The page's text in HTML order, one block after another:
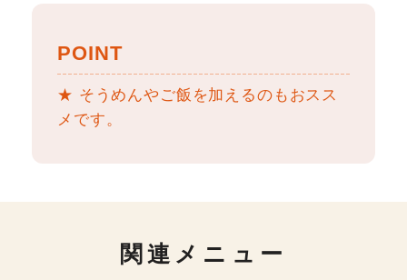
POINT
★ そうめんやご飯を加えるのもおスス
メです。
関連メニュー